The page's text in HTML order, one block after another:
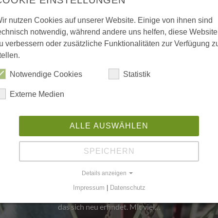
Manufaktur für
steht der Name Kurth für Qualität,
— doch in den letzten Jahren hat sich vieles
für die industrielle Möbelproduktion ist ein junges,
das sich neu erfindet. Mit viel…
nutzen Cookies auf unserer Website. Einige von ihnen sind
notwendig, während andere uns helfen, diese Website
verbessern oder zusätzliche Funktionalitäten zur Verfügung
Notwendige Cookies Statistik
Externe Medien
ALLE AUSWÄHLEN
SPEICHERN
Details anzeigen
Impressum | Datenschutz